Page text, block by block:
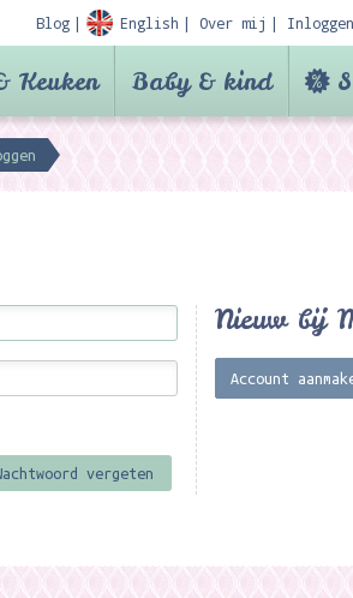
Blog English Over mij Inloggen
Keuken Baby & kind
vergeten
Nieuw bij
Account